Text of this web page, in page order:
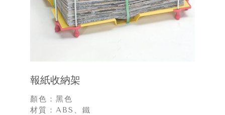
報紙收納架
顏色：黑色
材質：ABS、鐵